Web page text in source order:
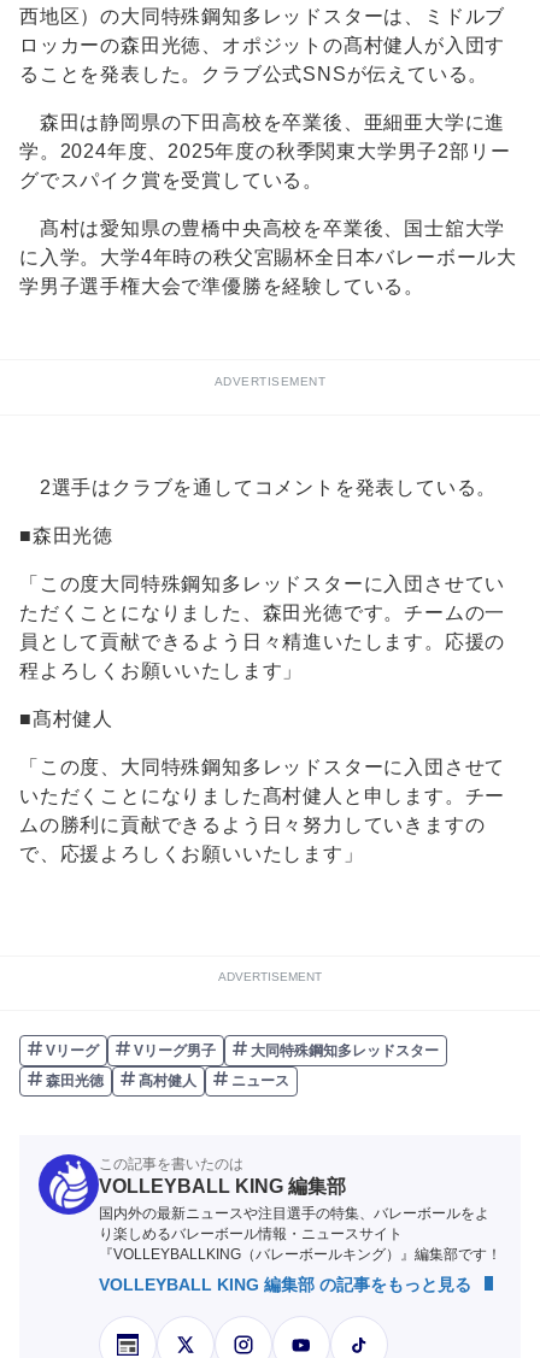
西地区）の大同特殊鋼知多レッドスターは、ミドルブ
ロッカーの森田光徳、オポジットの髙村健人が入団す
ることを発表した。クラブ公式SNSが伝えている。
森田は静岡県の下田高校を卒業後、亜細亜大学に進
学。2024年度、2025年度の秋季関東大学男子2部リー
グでスパイク賞を受賞している。
髙村は愛知県の豊橋中央高校を卒業後、国士舘大学
に入学。大学4年時の秩父宮賜杯全日本バレーボール大
学男子選手権大会で準優勝を経験している。
ADVERTISEMENT
2選手はクラブを通してコメントを発表している。
■森田光徳
「この度大同特殊鋼知多レッドスターに入団させてい
ただくことになりました、森田光徳です。チームの一
員として貢献できるよう日々精進いたします。応援の
程よろしくお願いいたします」
■髙村健人
「この度、大同特殊鋼知多レッドスターに入団させて
いただくことになりました髙村健人と申します。チー
ムの勝利に貢献できるよう日々努力していきますの
で、応援よろしくお願いいたします」
ADVERTISEMENT
Vリーグ Vリーグ男子
大同特殊鋼知多レッドスター
森田光徳
髙村健人 ニュース
この記事を書いたのは
VOLLEYBALL KING 編集部
国内外の最新ニュースや注目選手の特集、バレーボールをよ
り楽しめるバレーボール情報・ニュースサイト
『VOLLEYBALLKING（バレーボールキング）』編集部です！
VOLLEYBALL KING 編集部 の記事をもっと見る